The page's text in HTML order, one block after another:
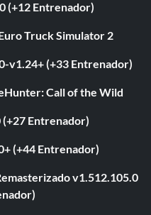
(+12 Entrenador)
Truck Simulator 2
v1.24+ (+33 Entrenador)
Call of the Wild
Entrenador)
(+44 Entrenador)
v1.512.105.0